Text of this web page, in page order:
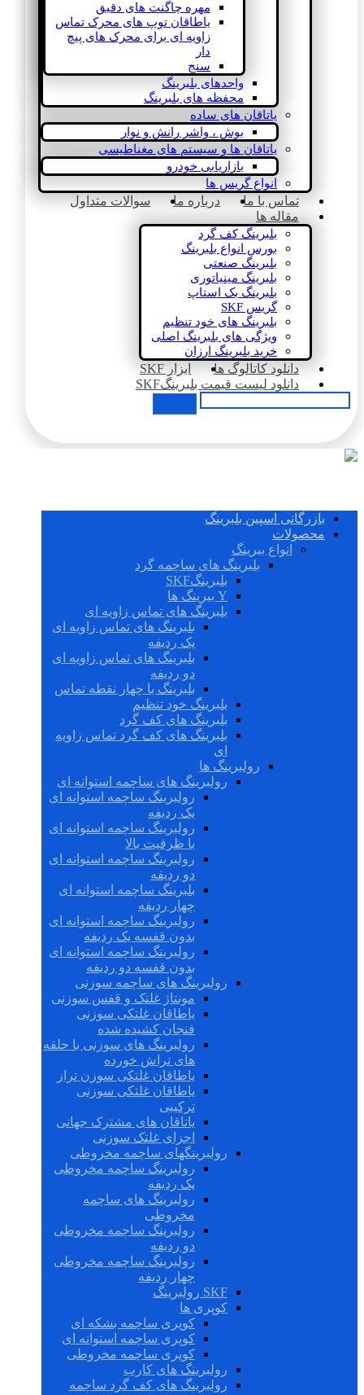
مهره چاگنت های دقیق
یاطاقان توپ های محرک تماس
زاویه ای برای محرک های پیچ
دار
سنج
واحدهای بلبرینگ
محفظه های بلبرینگ
یاتاقان های ساده
بوش ، واشر رانش و نوار
یاتاقان ها و سیستم های مغناطیسی
بازاریابی خودرو
انواع گریس ها
تماس با ما درباره ما
سوالات متداول
مقاله ها
بلبرینگ کف گرد
بورس انواع بلبرینگ
بلبرینگ صنعتی
بلبرینگ مینیاتوری
بلبرینگ بک استاپ
گریس SKF
بلبرینگ های خود تنظیم
ویژگی های بلبرینگ اصلی
خرید بلبرینگ ارزان
دانلود کاتالوگ ها
ابزار SKF
دانلود لیست قیمت بلبرینگSKF
بازرگانی اسپین بلبرینگ
محصولات
انواع بیرینگ
بلبرینگ های ساچمه گرد
بلبرینگSKF
Y بیرینگ ها
بلبرینگ های تماس زاویه ای
بلبرینگ های تماس زاویه ای
یک ردیفه
بلبرینگ های تماس زاویه ای
دو ردیفه
بلبرینگ با چهار نقطه تماس
بلبرینگ خود تنظیم
بلبرینگ های کف گرد
بلبرینگ های کف گرد تماس زاویه
ای
رولبرینگ ها
رولبرینگ های ساچمه استوانه ای
رولبرینگ ساچمه استوانه ای
یک ردیفه
رولبرینگ ساچمه استوانه ای
با ظرفیت بالا
رولبرینگ ساچمه استوانه ای
دو ردیفه
بلبرینگ ساچمه استوانه ای
چهار ردیفه
رولبرینگ ساچمه استوانه ای
بدون قفسه یک ردیفه
رولبرینگ ساچمه استوانه ای
بدون قفسه دو ردیفه
رولبرینگ های ساچمه سوزنی
مونتاژ غلتک و قفس سوزنی
یاطاقان غلتکی سوزنی
فنجان کشیده شده
رولبرینگ های سوزنی با حلقه
های تراش خورده
یاطاقان غلتکی سوزن تراز
یاطاقان غلتکی سوزنی
ترکیبی
یاتاقان های مشترک جهانی
اجزای غلتک سوزنی
رولبرینگهای ساچمه مخروطی
رولبرینگ ساچمه مخروطی
یک ردیفه
رولبرینگ های ساچمه
مخروطی
رولبرینگ ساچمه مخروطی
دو ردیفه
رولبرینگ ساچمه مخروطی
چهار ردیفه
SKF رولبرینگ
کوپری ها
کوپری ساچمه بشکه ای
کوپری ساچمه استوانه ای
کوپری ساچمه مخروطی
رولبرینگ های کارب
رولبرینگ های کف گرد ساچمه